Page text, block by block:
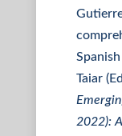
Taiar
2022):